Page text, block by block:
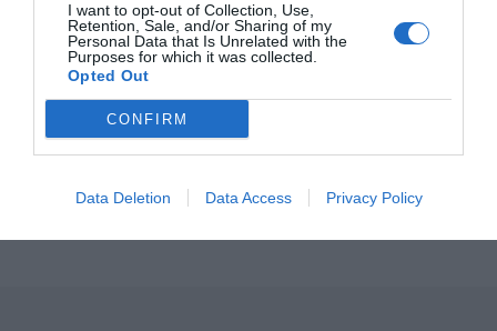
I want to opt-out of Collection, Use,
Retention, Sale, and/or Sharing of my
Personal Data that Is Unrelated with the
Purposes for which it was collected.
Opted Out
CONFIRM
Data Deletion Data Access Privacy Policy
ELS MÉS LLEGITS
AVUI DESTAQUEM